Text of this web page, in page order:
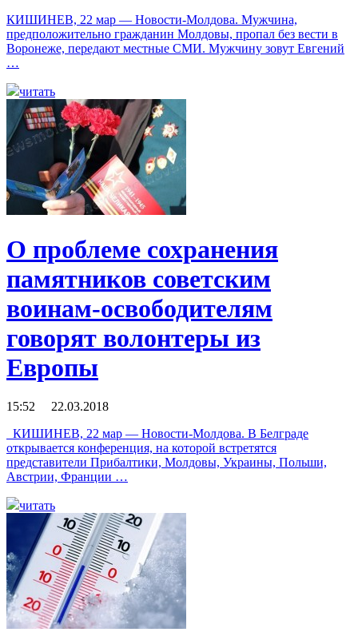
КИШИНЕВ, 22 мар — Новости-Молдова. Мужчина,
предположительно гражданин Молдовы, пропал без вести в
Воронеже, передают местные СМИ. Мужчину зовут Евгений
…
читать
О проблеме сохранения
памятников советским
воинам-освободителям
говорят волонтеры из
Европы
15:52 22.03.2018
КИШИНЕВ, 22 мар — Новости-Молдова. В Белграде
открывается конференция, на которой встретятся
представители Прибалтики, Молдовы, Украины, Польши,
Австрии, Франции …
читать